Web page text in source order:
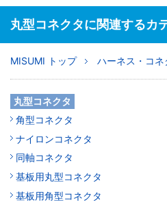
丸型コネクタに関連するカ
MISUMI トップ ハーネス・コ
丸型コネクタ
角型コネクタ
ナイロンコネクタ
同軸コネクタ
基板用丸型コネクタ
基板用角型コネクタ